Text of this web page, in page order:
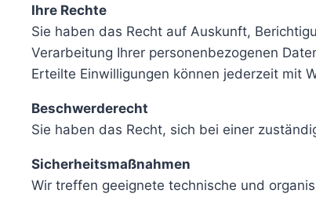
Ihre Rechte
Sie haben das Recht auf Auskunft,
Verarbeitung Ihrer personenbezogenen
Erteilte Einwilligungen können jederzeit mit
Beschwerderecht
Sie haben das Recht, sich bei einer
Sicherheitsmaßnahmen
Wir treffen geeignete technische und